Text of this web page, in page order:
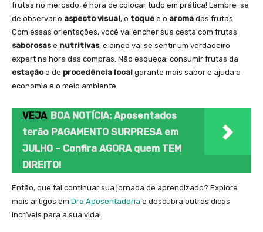
frutas no mercado, é hora de colocar tudo em prática! Lembre-se
de observar o aspecto visual, o toque e o aroma das frutas.
Com essas orientações, você vai encher sua cesta com frutas
saborosase nutritivas, e ainda vai se sentir um verdadeiro
expert na hora das compras. Não esqueça: consumir frutas da
estaçãoe de procedência local garante mais sabor e ajuda a
economia e o meio ambiente.
VEJA BOA NOTÍCIA: Aposentados
terão PAGAMENTO SURPRESA em
JULHO – Confira AGORA quem TEM
DIREITO!
Então, que tal continuar sua jornada de aprendizado? Explore
mais artigos em Dra Aposentadoria e descubra outras dicas
incríveis para a sua vida!